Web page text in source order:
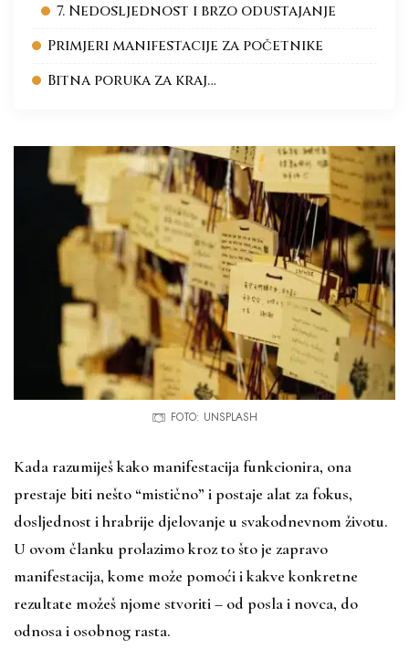
7. Nedosljednost i brzo odustajanje
Primjeri manifestacije za početnike
Bitna poruka za kraj…
FOTO: UNSPLASH
Kada razumiješ kako manifestacija funkcionira, ona
prestaje biti nešto “mistično” i postaje alat za fokus,
dosljednost i hrabrije djelovanje u svakodnevnom životu.
U ovom članku prolazimo kroz to što je zapravo
manifestacija, kome može pomoći i kakve konkretne
rezultate možeš njome stvoriti – od posla i novca, do
odnosa i osobnog rasta.